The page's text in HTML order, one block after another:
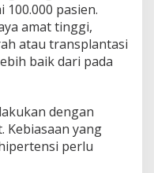
pasien.
amat tinggi,
atau transplantasi
baik dari pada
dengan
Kebiasaan yang
perlu